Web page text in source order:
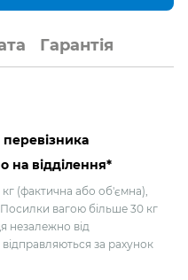
Гарантія
на відділення*
(фактична або об'ємна),
вагою більше 30 кг
незалежно від
відправляються за рахунок